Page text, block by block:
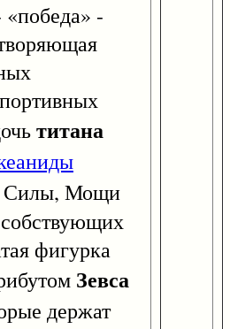
-
титана
Силы, Мощи
фигурка
Зевса
держат